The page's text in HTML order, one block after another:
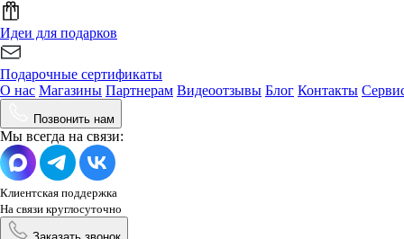
Идеи для подарков
Подарочные сертификаты
О нас Магазины Партнерам Видеоотзывы Блог Контакты
Позвонить нам
Мы всегда на связи:
Клиентская поддержка
На связи круглосуточно